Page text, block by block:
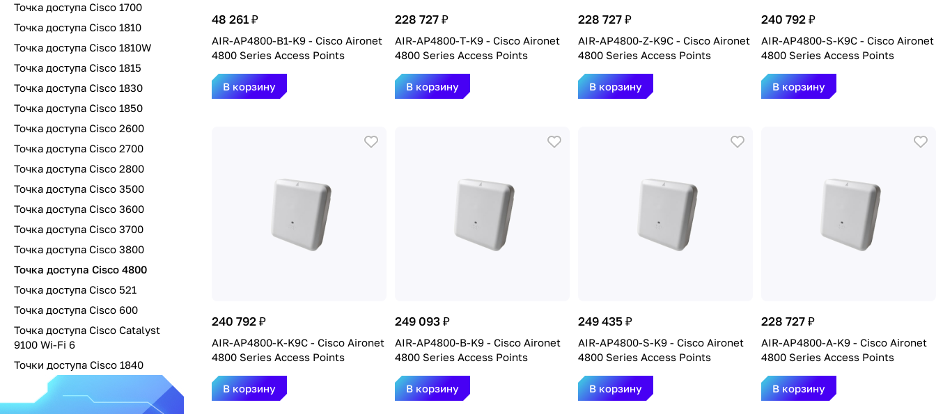
48 261 ₽
AIR-AP4800-B1-K9 - Cisco Aironet
4800 Series Access Points
В корзину
228 727 ₽
AIR-AP4800-T-K9 - Cisco Aironet
4800 Series Access Points
В корзину
228 727 ₽
AIR-AP4800-Z-K9C - Cisco Aironet
4800 Series Access Points
В корзину
240 792 ₽
AIR-AP4800-S-K9C - Cisco Aironet
4800 Series Access Points
В корзину
240 792 ₽
AIR-AP4800-K-K9C - Cisco Aironet
4800 Series Access Points
В корзину
249 093 ₽
AIR-AP4800-B-K9 - Cisco Aironet
4800 Series Access Points
В корзину
249 435 ₽
AIR-AP4800-S-K9 - Cisco Aironet
4800 Series Access Points
В корзину
228 727 ₽
AIR-AP4800-A-K9 - Cisco Aironet
4800 Series Access Points
В корзину
Точка доступа Cisco 1700
Точка доступа Cisco 1810
Точка доступа Cisco 1810W
Точка доступа Cisco 1815
Точка доступа Cisco 1830
Точка доступа Cisco 1850
Точка доступа Cisco 2600
Точка доступа Cisco 2700
Точка доступа Cisco 2800
Точка доступа Cisco 3500
Точка доступа Cisco 3600
Точка доступа Cisco 3700
Точка доступа Cisco 3800
Точка доступа Cisco 4800
Точка доступа Cisco 521
Точка доступа Cisco 600
Точка доступа Cisco Catalyst
9100 Wi-Fi 6
Точки доступа Cisco 1840